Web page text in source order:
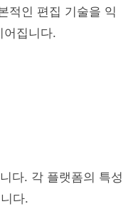
적인 편집 기술을 익
어집니다.
다. 각 플랫폼의 특성
다.